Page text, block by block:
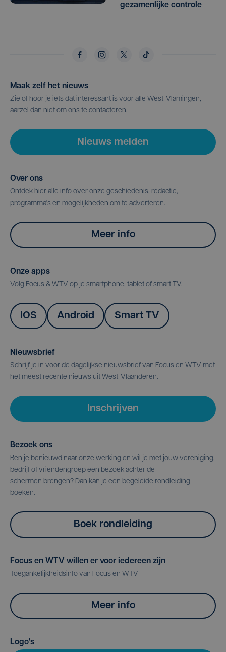
gezamenlijke controle
Maak zelf het nieuws
Zie of hoor je iets dat interessant is voor alle West-Vlamingen,
aarzel dan niet om ons te contacteren.
Nieuws melden
Over ons
Ontdek hier alle info over onze geschiedenis, redactie,
programma's en mogelijkheden om te adverteren.
Meer info
Onze apps
Volg Focus & WTV op je smartphone, tablet of smart TV.
IOS Android Smart TV
Nieuwsbrief
Schrijf je in voor de dagelijkse nieuwsbrief van Focus en WTV met
het meest recente nieuws uit West-Vlaanderen.
Inschrijven
Bezoek ons
Ben je benieuwd naar onze werking en wil je met jouw vereniging,
bedrijf of vriendengroep een bezoek achter de
schermen brengen? Dan kan je een begeleide rondleiding
boeken.
Boek rondleiding
Focus en WTV willen er voor iedereen zijn
Toegankelijkheidsinfo van Focus en WTV
Meer info
Logo's